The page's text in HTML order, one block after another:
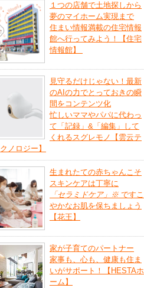
１つの店舗で土地探しから
夢のマイホーム実現まで
住まい情報満載の住宅情報
館へ行ってみよう！【住宅
情報館】
見守るだけじゃない！最新
のAIの力でとっておきの瞬
間をコンテンツ化
忙しいママやパパに代わっ
て「記録」&「編集」して
くれるスグレモノ【雲云テ
クノロジー】
生まれたての赤ちゃんこそ
スキンケアは丁寧に
「セラミドケア」 ※ ですこ
やかなお肌を保ちましょう
【花王】
家が子育てのパートナー
家事も、心も、健康も住ま
いがサポート！【HESTAホ
ーム】